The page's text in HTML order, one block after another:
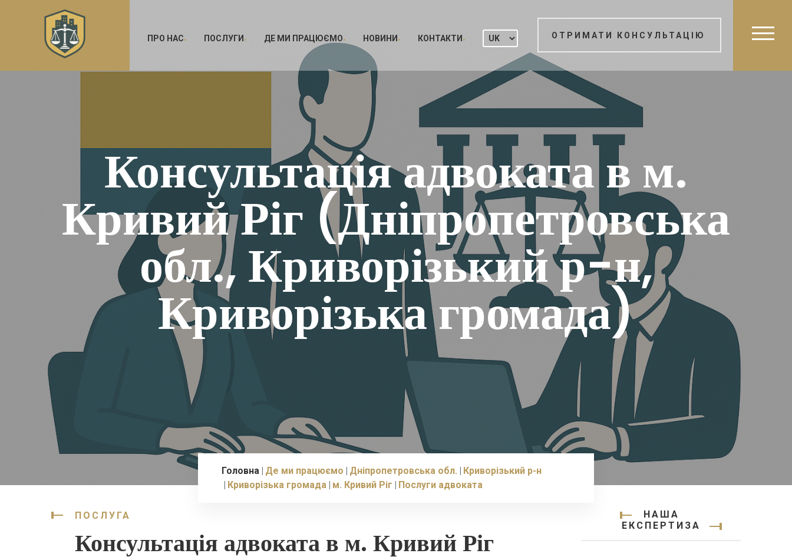
ПРО НАС ПОСЛУГИ ДЕ МИ ПРАЦЮЄМО НОВИНИ КОНТАКТИ ОТРИМАТИ КОНСУЛЬТАЦІЮ
Консультація адвоката в м.
Кривий Ріг (Дніпропетровська
обл., Криворізький р-н,
Криворізька громада)
Головна Де ми працюємо Дніпропетровська обл.
Криворізький р-н
Криворізька громада м. Кривий Ріг Послуги адвоката
ПОСЛУГА
Консультація адвоката в м. Кривий Ріг
НАША
ЕКСПЕРТИЗА